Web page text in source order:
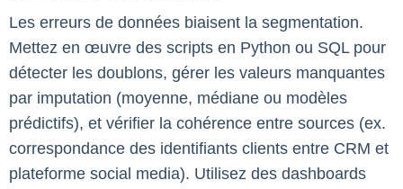
Les erreurs de données biaisent la segmentation.
Mettez en œuvre des scripts en Python ou SQL pour
détecter les doublons, gérer les valeurs manquantes
par imputation (moyenne, médiane ou modèles
prédictifs), et vérifier la cohérence entre sources (ex.
correspondance des identifiants clients entre CRM et
plateforme social media). Utilisez des dashboards